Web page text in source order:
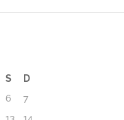
S
D
6
7
13
14